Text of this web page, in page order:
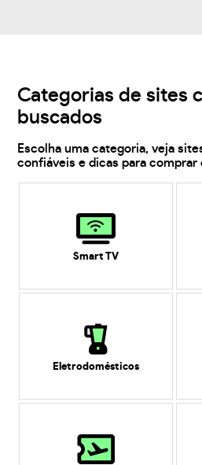
Categorias de sites
buscados
Escolha uma categoria, veja
confiáveis e dicas para comprar
Smart TV
Eletrodomésticos